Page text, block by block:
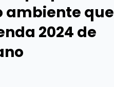
ambiente que
2024 de